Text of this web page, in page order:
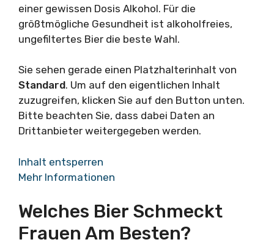
einer gewissen Dosis Alkohol. Für die
größtmögliche Gesundheit ist alkoholfreies,
ungefiltertes Bier die beste Wahl.
Sie sehen gerade einen Platzhalterinhalt von
Standard. Um auf den eigentlichen Inhalt
zuzugreifen, klicken Sie auf den Button unten.
Bitte beachten Sie, dass dabei Daten an
Drittanbieter weitergegeben werden.
Inhalt entsperren
Mehr Informationen
Welches Bier Schmeckt
Frauen Am Besten?